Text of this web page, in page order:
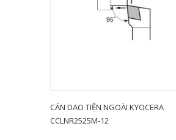
CÁN DAO TIỆN NGOÀI KYOCERA
CCLNR2525M-12